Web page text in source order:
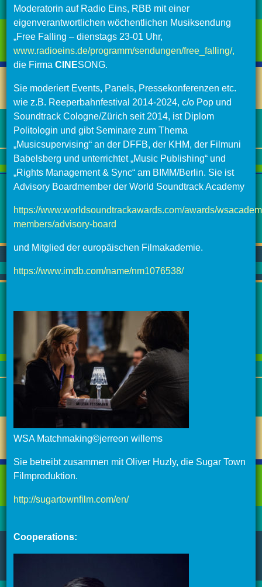
Moderatorin auf Radio Eins, RBB mit einer
eigenverantwortlichen wöchentlichen Musiksendung
„Free Falling – dienstags 23-01 Uhr,
www.radioeins.de/programm/sendungen/free_falling/,
die FirmaCINESONG.
Sie moderiert Events, Panels, Pressekonferenzen etc.
wie z.B. Reeperbahnfestival 2014-2024, c/o Pop und
Soundtrack Cologne/Zürich seit 2014, ist Diplom
Politologin und gibt Seminare zum Thema
„Musicsupervising“ an der DFFB, der KHM, der Filmuni
Babelsberg und unterrichtet „Music Publishing“ und
„Rights Management & Sync“ am BIMM/Berlin. Sie ist
Advisory Boardmember der World Soundtrack Academy
https://www.worldsoundtrackawards.com/awards/
members/advisory-board
und Mitglied der europäischen Filmakademie.
https://www.imdb.com/name/nm1076538/
WSA Matchmaking©jerreon willems
Sie betreibt zusammen mit Oliver Huzly, die Sugar Town
Filmproduktion.
http://sugartownfilm.com/en/
Cooperations: